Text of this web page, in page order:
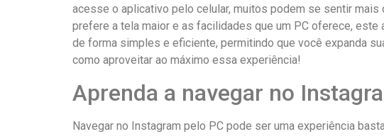
acesse o aplicativo pelo celular, muitos podem se⁤ sentir
prefere a ‍tela maior e as facilidades ‍que um PC oferece,
de forma simples e eficiente, permitindo que você ⁣expanda
como aproveitar ao máximo essa experiência!
Aprenda a navegar no
Navegar no Instagram pelo PC pode ser uma experiência